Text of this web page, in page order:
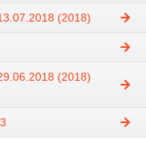
(2018)
(2018)